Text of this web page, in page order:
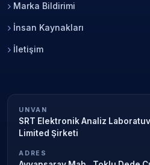
Marka Bildirimi
İnsan Kaynakları
İletişim
UNVAN
SRT Elektronik Analiz
Limited Şirketi
ADRES